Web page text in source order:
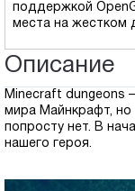
поддержкой
места на жестком
Описание
Minecraft dungeons
мира Майнкрафт, но
попросту нет. В
нашего героя.